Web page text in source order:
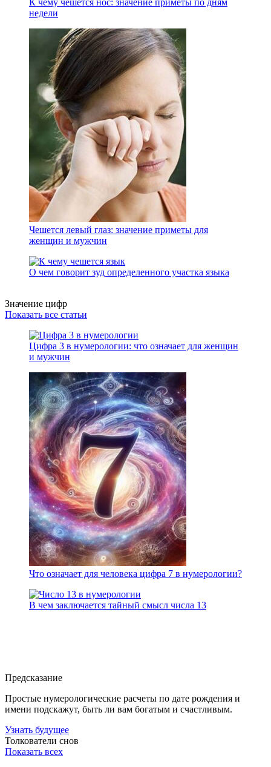
недели
Чешется левый глаз: значение приметы для
женщин и мужчин
О чем говорит зуд определенного участка языка
Значение цифр
Показать все статьи
Цифра 3 в нумерологии: что означает для женщин
и мужчин
Что означает для человека цифра 7 в нумерологии?
В чем заключается тайный смысл числа 13
Предсказание
Простые нумерологические расчеты по дате рождения и
имени подскажут, быть ли вам богатым и счастливым.
Узнать будущее
Толкователи снов
Показать всех